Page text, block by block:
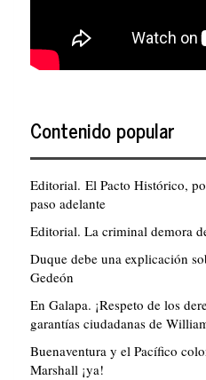
Contenido popular
Editorial. El Pacto Histórico,
paso adelante
Editorial. La criminal demora
Duque debe una explicación
Gedeón
En Galapa. ¡Respeto de los
garantías ciudadanas de
Buenaventura y el Pacífico
Marshall ¡ya!